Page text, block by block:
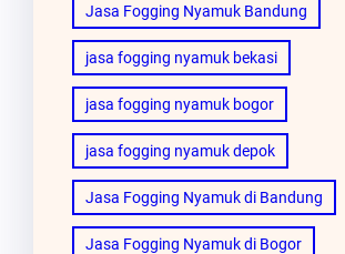
Jasa Fogging Nyamuk Bandung
jasa fogging nyamuk bekasi
jasa fogging nyamuk bogor
jasa fogging nyamuk depok
Jasa Fogging Nyamuk di Bandung
Jasa Fogging Nyamuk di Bogor